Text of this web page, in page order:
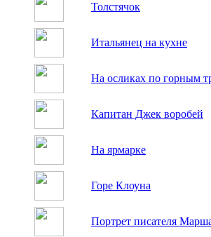
Толстячок
Итальянец на кухне
На осликах по горным
Капитан Джек воробей
На ярмарке
Горе Клоуна
Портрет писателя